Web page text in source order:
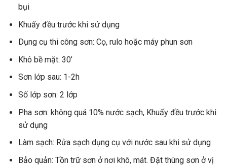
bụi
Khuấy đều trước khi sử dụng
Dụng cụ thi công sơn: Cọ, rulo hoặc máy phun sơn
Khô bề mặt: 30’
Sơn lớp sau: 1-2h
Số lớp sơn: 2 lớp
Pha sơn: không quá 10% nước sạch, Khuấy đều trước khi
sử dụng
Làm sạch: Rửa sạch dụng cụ với nước sau khi sử dụng
Bảo quản: Tồn trữ sơn ở nơi khô, mát. Đặt thùng sơn ở vị